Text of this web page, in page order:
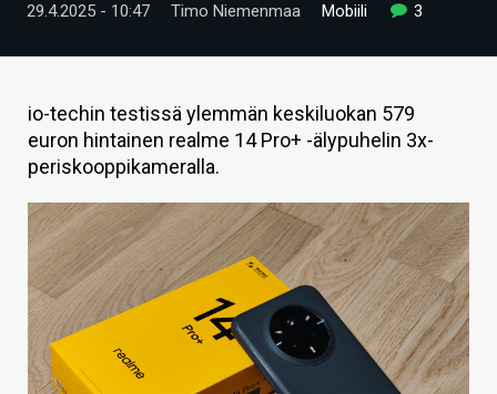
HINTA.FI
KAUPPA
VAIHDA TEEMA
HAKU
29.4.2025 - 10:47 Timo Niemenmaa Mobiili 3
io-techin testissä ylemmän keskiluokan 579
euron hintainen realme 14 Pro+ -älypuhelin 3x-
periskooppikameralla.